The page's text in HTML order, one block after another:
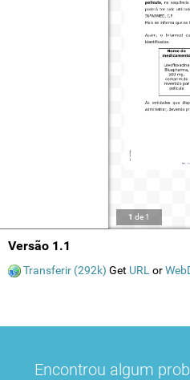
1 de 1
Versão 1.1
Transferir (292k) Get URL or
Encontrou algum